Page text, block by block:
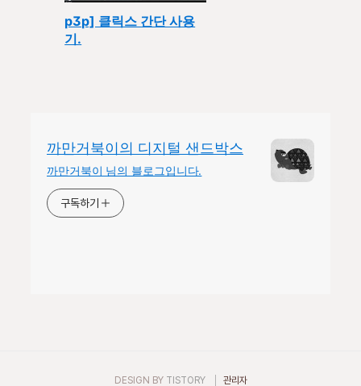
[mp3p] 클릭스 간단 사용
기.
까만거북이의 디지털 샌드박스
까만거북이 님의 블로그입니다.
구독하기
DESIGN BY TISTORY 관리자